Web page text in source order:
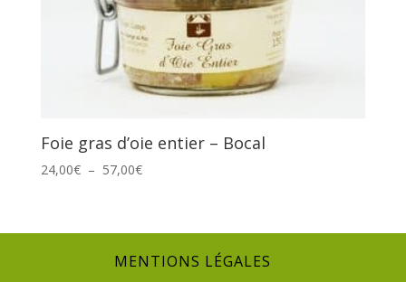
Foie gras d’oie entier – Bocal
24,00€ – 57,00€Plage
24,00€
57,00€
MENTIONS LÉGALES